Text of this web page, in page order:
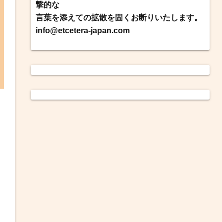
撃的な
言葉を添えての拡散を固くお断りいたします。
info@etcetera-japan.com